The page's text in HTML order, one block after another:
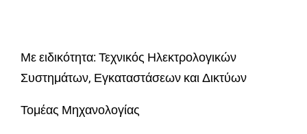
Με ειδικότητα: Τεχνικός Ηλεκτρολογικών
Συστημάτων, Εγκαταστάσεων και Δικτύων
Τομέας Μηχανολογίας